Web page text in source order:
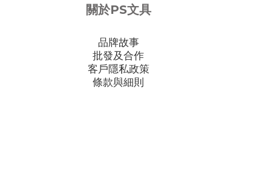
關於PS文具
品牌故事
批發及合作
客戶隱私政策
條款與細則